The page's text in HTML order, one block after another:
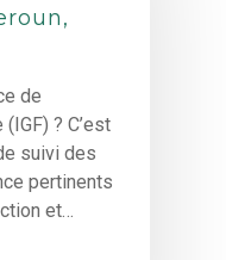
de
? C’est
suivi des
pertinents
et…